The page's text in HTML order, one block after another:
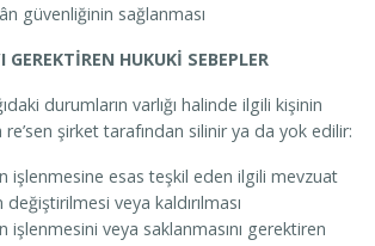
güvenliğinin sağlanması
HUKUKİ SEBEPLER
durumların varlığı halinde ilgili kişinin
şirket tarafından silinir ya da yok edilir:
işlenmesine esas teşkil eden ilgili mevzuat
veya kaldırılması
işlenmesini veya saklanmasını gerektiren